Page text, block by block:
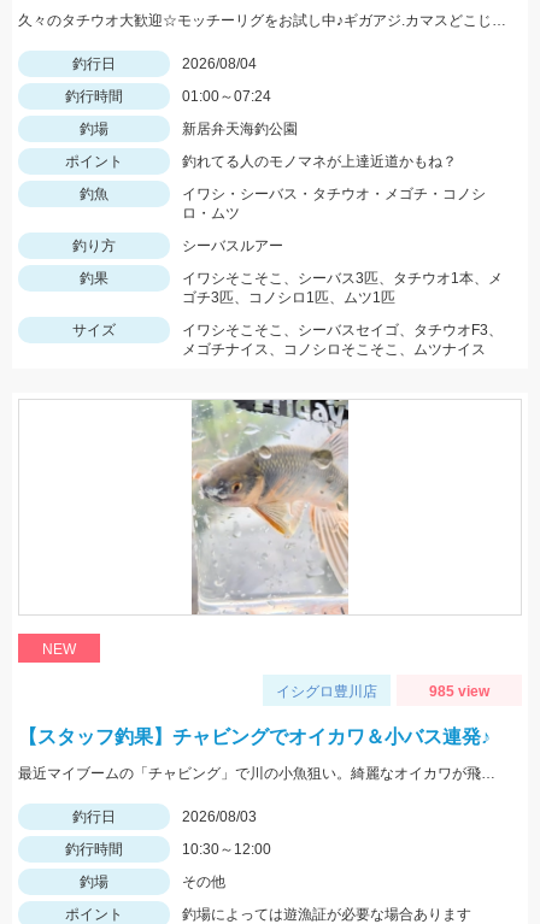
久々のタチウオ大歓迎☆モッチーリグをお試し中♪ギガアジ.カマスどこじゃ？
釣行日
2026/08/04
釣行時間
01:00～07:24
釣場
新居弁天海釣公園
ポイント
釣れてる人のモノマネが上達近道かもね？
釣魚
イワシ・シーバス・タチウオ・メゴチ・コノシ
ロ・ムツ
釣り方
シーバスルアー
釣果
イワシそこそこ、シーバス3匹、タチウオ1本、メ
ゴチ3匹、コノシロ1匹、ムツ1匹
サイズ
イワシそこそこ、シーバスセイゴ、タチウオF3、
メゴチナイス、コノシロそこそこ、ムツナイス
NEW
イシグロ豊川店 985 view
【スタッフ釣果】チャビングでオイカワ＆小バス連発♪
最近マイブームの「チャビング」で川の小魚狙い。綺麗なオイカワが飛び出しました♪途中からはブラックバスの子供がスプーンやスピナーに連続ヒットしてきました。
釣行日
2026/08/03
釣行時間
10:30～12:00
釣場
その他
ポイント
釣場によっては遊漁証が必要な場合あります